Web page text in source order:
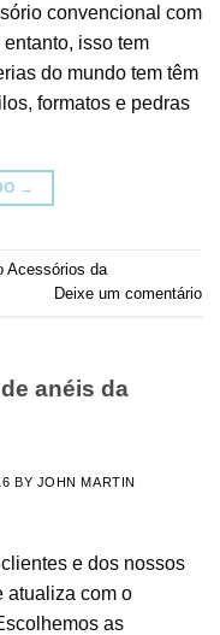
convencional com
isso tem
do mundo tem têm
formatos e pedras
→
Acessórios da
Deixe um comentário
anéis da
BY JOHN MARTIN
e dos nossos
atualiza com o
as